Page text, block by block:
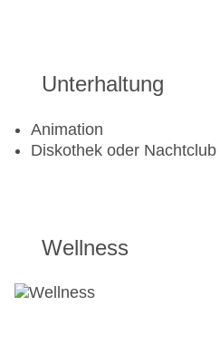
Katamaran
Jetski: gegen Gebühr
Segeln
Golfplatz
Aerobic
Unterhaltung
Animation
Diskothek oder Nachtclub
Wellness